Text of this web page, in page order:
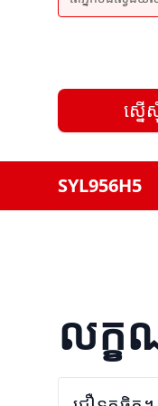
ស្ន
SYL956H5
លក្ខ